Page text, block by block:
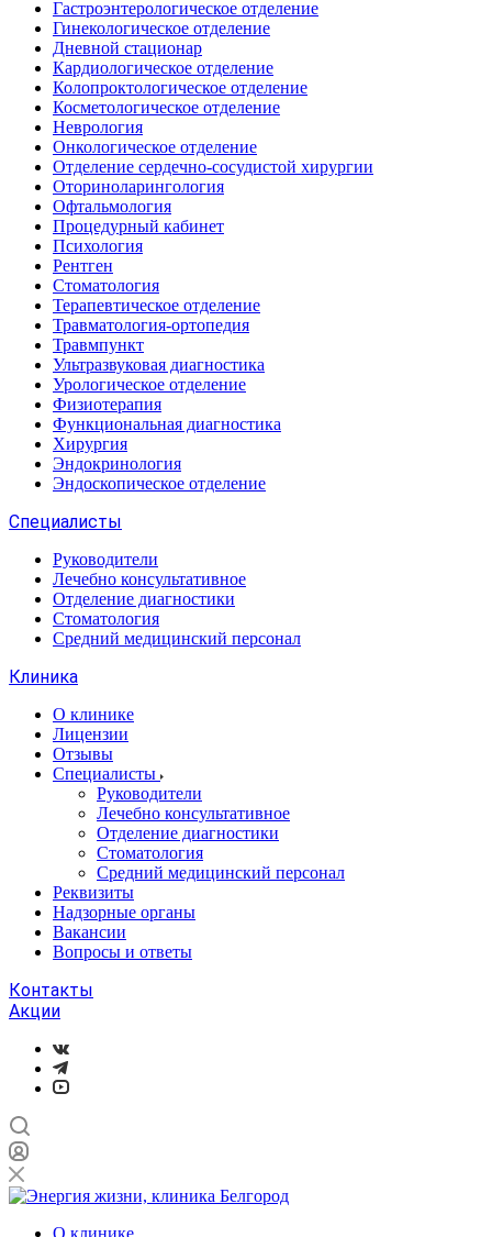
Гастроэнтерологическое отделение
Гинекологическое отделение
Дневной стационар
Кардиологическое отделение
Колопроктологическое отделение
Косметологическое отделение
Неврология
Онкологическое отделение
Отделение сердечно-сосудистой хирургии
Оториноларингология
Офтальмология
Процедурный кабинет
Психология
Рентген
Стоматология
Терапевтическое отделение
Травматология-ортопедия
Травмпункт
Ультразвуковая диагностика
Урологическое отделение
Физиотерапия
Функциональная диагностика
Хирургия
Эндокринология
Эндоскопическое отделение
Специалисты
Руководители
Лечебно консультативное
Отделение диагностики
Стоматология
Средний медицинский персонал
Клиника
О клинике
Лицензии
Отзывы
Специалисты
Руководители
Лечебно консультативное
Отделение диагностики
Стоматология
Средний медицинский персонал
Реквизиты
Надзорные органы
Вакансии
Вопросы и ответы
Контакты
Акции
О клинике